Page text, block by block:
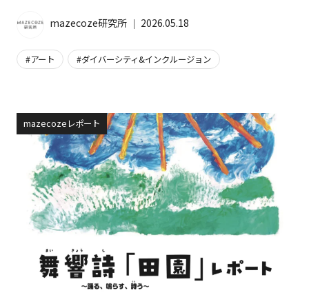
mazecoze研究所 │ 2026.05.18
アート ダイバーシティ&インクルージョン
mazecozeレポート